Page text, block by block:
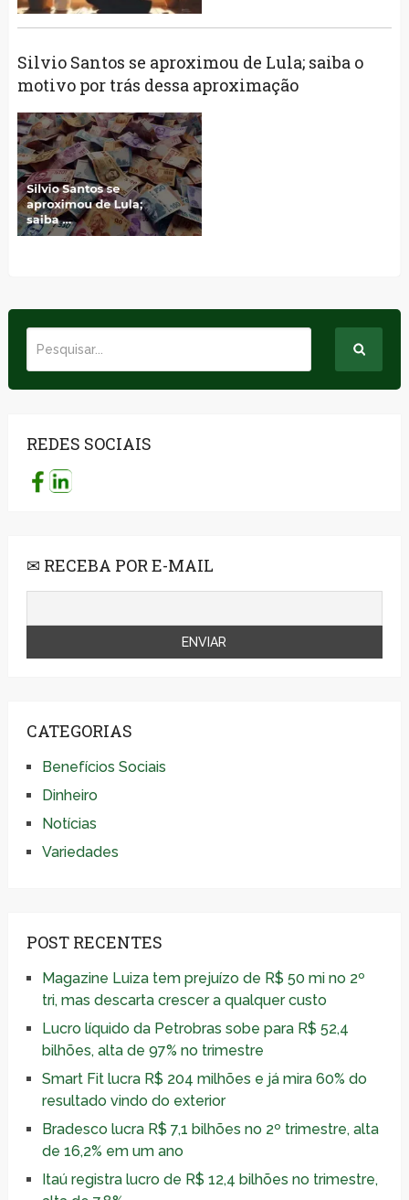
Silvio Santos se aproximou de Lula; saiba o
motivo por trás dessa aproximação
REDES SOCIAIS
✉ RECEBA POR E-MAIL
CATEGORIAS
Benefícios Sociais
Dinheiro
Notícias
Variedades
POST RECENTES
Magazine Luiza tem prejuízo de R$ 50 mi no 2º
tri, mas descarta crescer a qualquer custo
Lucro líquido da Petrobras sobe para R$ 52,4
bilhões, alta de 97% no trimestre
Smart Fit lucra R$ 204 milhões e já mira 60% do
resultado vindo do exterior
Bradesco lucra R$ 7,1 bilhões no 2º trimestre, alta
de 16,2% em um ano
Itaú registra lucro de R$ 12,4 bilhões no trimestre,